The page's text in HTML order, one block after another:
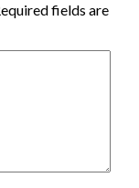
fields are